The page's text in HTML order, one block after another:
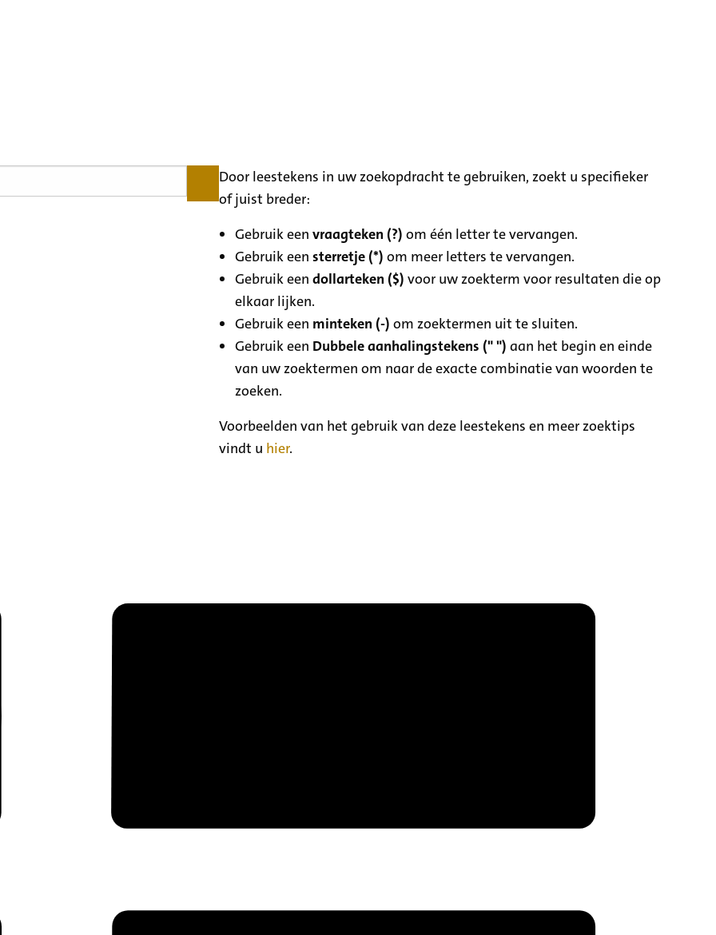
Door leestekens in uw zoekopdracht te gebruiken, zoekt u specifieker
of juist breder:
Gebruik eenvraagteken (?) om één letter te vervangen.
Gebruik eensterretje (*) om meer letters te vervangen.
Gebruik eendollarteken ($) voor uw zoekterm voor resultaten die op
elkaar lijken.
Gebruik een minteken (-) om zoektermen uit te sluiten.
Gebruik een Dubbele aanhalingstekens (" ") aan het begin en einde
van uw zoektermen om naar de exacte combinatie van woorden te
zoeken.
Voorbeelden van het gebruik van deze leestekens en meer zoektips
vindt u hier.